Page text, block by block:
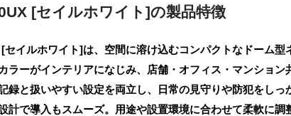
[セイルホワイト]の製品特徴
セイルホワイト]は、空間に溶け込むコンパクトなドーム型
ラーがインテリアになじみ、店舗・オフィス・マンション
録と扱いやすい設定を両立し、日常の見守りや防犯をしっ
計で導入もスムーズ。用途や設置環境に合わせて柔軟に調